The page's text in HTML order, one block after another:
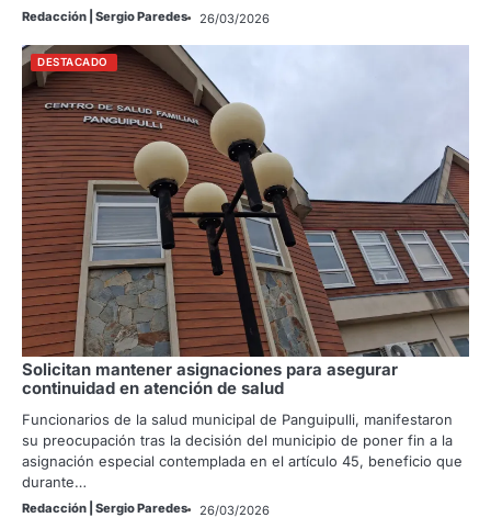
Redacción | Sergio Paredes 26/03/2026
DESTACADO
Solicitan mantener asignaciones para asegurar
continuidad en atención de salud
Funcionarios de la salud municipal de Panguipulli, manifestaron
su preocupación tras la decisión del municipio de poner fin a la
asignación especial contemplada en el artículo 45, beneficio que
durante…
Redacción | Sergio Paredes 26/03/2026